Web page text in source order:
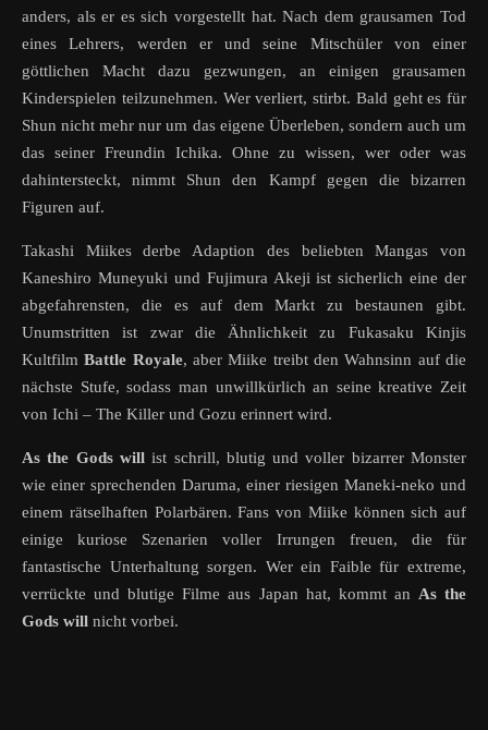
anders, als er es sich vorgestellt hat. Nach dem grausamen Tod
eines Lehrers, werden er und seine Mitschüler von einer
göttlichen Macht dazu gezwungen, an einigen grausamen
Kinderspielen teilzunehmen. Wer verliert, stirbt. Bald geht es für
Shun nicht mehr nur um das eigene Überleben, sondern auch um
das seiner Freundin Ichika. Ohne zu wissen, wer oder was
dahintersteckt, nimmt Shun den Kampf gegen die bizarren
Figuren auf.
Takashi Miikes derbe Adaption des beliebten Mangas von
Kaneshiro Muneyuki und Fujimura Akeji ist sicherlich eine der
abgefahrensten, die es auf dem Markt zu bestaunen gibt.
Unumstritten ist zwar die Ähnlichkeit zu Fukasaku Kinjis
KultfilmBattle Royale, aber Miike treibt den Wahnsinn auf die
nächste Stufe, sodass man unwillkürlich an seine kreative Zeit
von Ichi – The Killer und Gozu erinnert wird.
As the Gods willist schrill, blutig und voller bizarrer Monster
wie einer sprechenden Daruma, einer riesigen Maneki-neko und
einem rätselhaften Polarbären. Fans von Miike können sich auf
einige kuriose Szenarien voller Irrungen freuen, die für
fantastische Unterhaltung sorgen. Wer ein Faible für extreme,
verrückte und blutige Filme aus Japan hat, kommt an As the
Gods will nicht vorbei.